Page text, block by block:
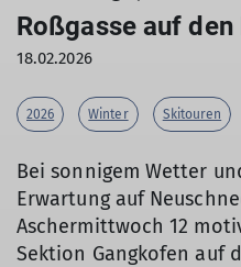
Roßgasse auf den
18.02.2026
2026 Winter Skitouren
Bei sonnigem Wetter
Erwartung auf
Aschermittwoch 12
Sektion Gangkofen auf